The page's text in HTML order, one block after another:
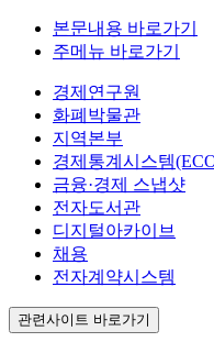
본문내용 바로가기
주메뉴 바로가기
경제연구원
화폐박물관
지역본부
경제통계시스템
금융·경제 스냅샷
전자도서관
디지털아카이브
채용
전자계약시스템
관련사이트 바로가기